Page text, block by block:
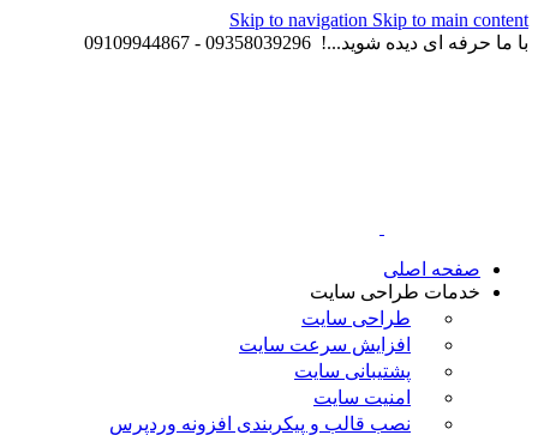
Skip to navigation Skip to main content
با ما حرفه ای دیده شوید...! 09358039296 - 09109944867
صفحه اصلی
خدمات طراحی سایت
طراحی سایت
افزایش سرعت سایت
پشتیبانی سایت
امنیت سایت
نصب قالب و پیکربندی افزونه وردپرس